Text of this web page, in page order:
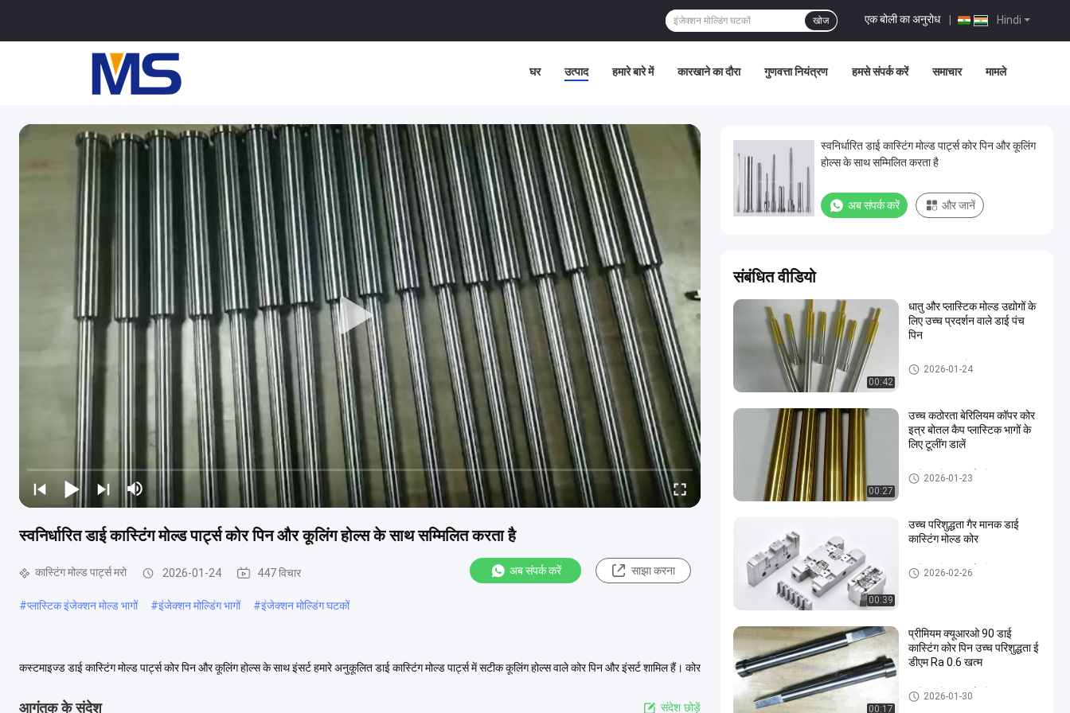
Hindi
एक बोली का अनुरोध
खोज
घर उत्पाद हमारे बारे में कारखाने का दौरा गुणवत्ता नियंत्रण हमसे संपर्क करें समाचार मामले
स्वनिर्धारित डाई कास्टिंग मोल्ड पार्ट्स कोर पिन और कूलिंग होल्स के साथ सम्मिलित करता है
कास्टिंग मोल्ड पार्ट्स मरो 2026-01-24 447 विचार अब संपर्क करें साझा करना
#प्लास्टिक इंजेक्शन मोल्ड भागों #इंजेक्शन मोल्डिंग भागों #इंजेक्शन मोल्डिंग घटकों
कस्टमाइज्ड डाई कास्टिंग मोल्ड पार्ट्स कोर पिन और कूलिंग होल्स के साथ इंसर्ट हमारे अनुकूलित डाई कास्टिंग मोल्ड पार्ट्स में सटीक कूलिंग होल्स वाले कोर पिन और इंसर्ट शामिल हैं। कोर
आगंतुक के संदेश संदेश छोड़ें
स्वनिर्धारित डाई कास्टिंग मोल्ड पार्ट्स कोर पिन और कूलिंग
होल्स के साथ सम्मिलित करता है
अब संपर्क करें और जानें
संबंधित वीडियो
00:42
धातु और प्लास्टिक मोल्ड उद्योगों के
लिए उच्च प्रदर्शन वाले डाई पंच
पिन
ढालना मानक भागों
2026-01-24
00:27
उच्च कठोरता बेरिलियम कॉपर कोर
इत्र बोतल कैप प्लास्टिक भागों के
लिए टूलींग डालें
कास्टिंग मोल्ड पार्ट्स मरो
2026-01-23
00:39
उच्च परिशुद्धता गैर मानक डाई
कास्टिंग मोल्ड कोर
कास्टिंग मोल्ड पार्ट्स मरो
2026-02-26
00:17
प्रीमियम क्यूआरओ 90 डाई
कास्टिंग कोर पिन उच्च परिशुद्धता ई
डीएम Ra 0.6 खत्म
कास्टिंग मोल्ड पार्ट्स मरो
2026-01-30